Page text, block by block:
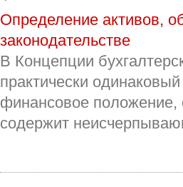
Определение активов,
законодательстве
В Концепции
практически
финансовое
содержит